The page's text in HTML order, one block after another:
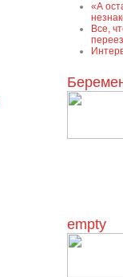
«А
Все,
empty